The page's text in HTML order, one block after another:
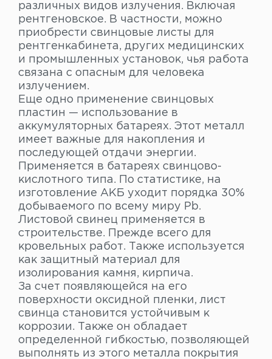
различных видов излучения. Включая
рентгеновское. В частности, можно
приобрести свинцовые листы для
рентгенкабинета, других медицинских
и промышленных установок, чья работа
связана с опасным для человека
излучением.
Еще одно применение свинцовых
пластин — использование в
аккумуляторных батареях. Этот металл
имеет важные для накопления и
последующей отдачи энергии.
Применяется в батареях свинцово-
кислотного типа. По статистике, на
изготовление АКБ уходит порядка 30%
добываемого по всему миру Pb.
Листовой свинец применяется в
строительстве. Прежде всего для
кровельных работ. Также используется
как защитный материал для
изолирования камня, кирпича.
За счет появляющейся на его
поверхности оксидной пленки, лист
свинца становится устойчивым к
коррозии. Также он обладает
определенной гибкостью, позволяющей
выполнять из этого металла покрытия